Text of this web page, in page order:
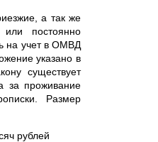
а так же
постоянно
на учет в ОМВД
указано в
существует
за проживание
Размер
рублей